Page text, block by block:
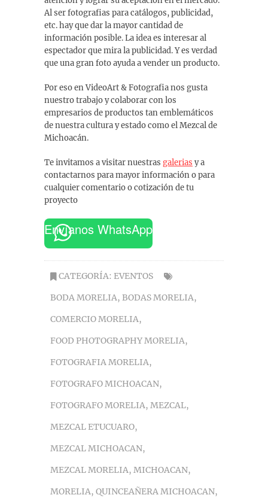
Al ser fotografias para catálogos, publicidad,
etc. hay que dar la mayor cantidad de
información posible. La idea es interesar al
espectador que mira la publicidad. Y es verdad
que una gran foto ayuda a vender un producto.
Por eso en VideoArt & Fotografia nos gusta
nuestro trabajo y colaborar con los
empresarios de productos tan emblemáticos
de nuestra cultura y estado como el Mezcal de
Michoacán.
Te invitamos a visitar nuestras galerias y a
contactarnos para mayor información o para
cualquier comentario o cotización de tu
proyecto
Envíanos WhatsApp
CATEGORÍA: EVENTOS
BODA MORELIA, BODAS MORELIA,
COMERCIO MORELIA,
FOOD PHOTOGRAPHY MORELIA,
FOTOGRAFIA MORELIA,
FOTOGRAFO MICHOACAN,
FOTOGRAFO MORELIA, MEZCAL,
MEZCAL ETUCUARO,
MEZCAL MICHOACAN,
MEZCAL MORELIA, MICHOACAN,
MORELIA, QUINCEAÑERA MICHOACAN,